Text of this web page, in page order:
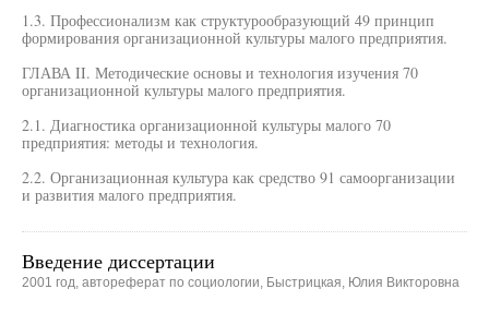
1.3. Профессионализм как структурообразующий 49 принцип
формирования организационной культуры малого предприятия.
ГЛАВА II. Методические основы и технология изучения 70
организационной культуры малого предприятия.
2.1. Диагностика организационной культуры малого 70
предприятия: методы и технология.
2.2. Организационная культура как средство 91 самоорганизации
и развития малого предприятия.
Введение диссертации
2001 год, автореферат по социологии, Быстрицкая, Юлия Викторовна